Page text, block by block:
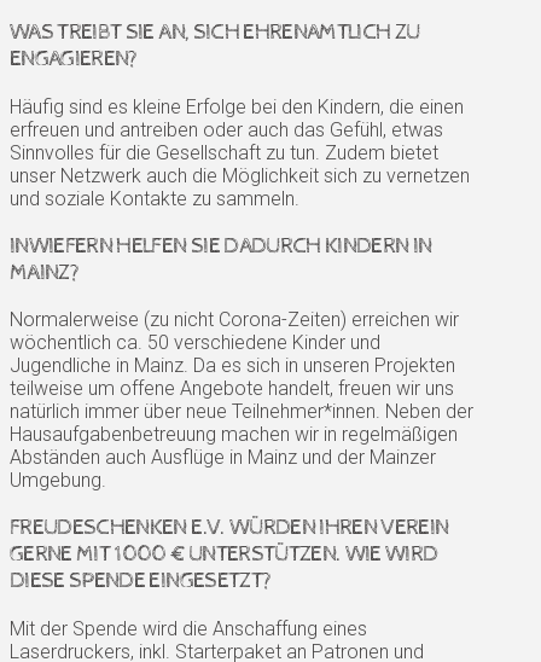
WAS TREIBT SIE AN, SICH EHRENAMTLICH ZU
ENGAGIEREN?
Häufig sind es kleine Erfolge bei den Kindern, die einen
erfreuen und antreiben oder auch das Gefühl, etwas
Sinnvolles für die Gesellschaft zu tun. Zudem bietet
unser Netzwerk auch die Möglichkeit sich zu vernetzen
und soziale Kontakte zu sammeln.
INWIEFERN HELFEN SIE DADURCH KINDERN IN
MAINZ?
Normalerweise (zu nicht Corona-Zeiten) erreichen wir
wöchentlich ca. 50 verschiedene Kinder und
Jugendliche in Mainz. Da es sich in unseren Projekten
teilweise um offene Angebote handelt, freuen wir uns
natürlich immer über neue Teilnehmer*innen. Neben der
Hausaufgabenbetreuung machen wir in regelmäßigen
Abständen auch Ausflüge in Mainz und der Mainzer
Umgebung.
FREUDESCHENKEN E.V. WÜRDEN IHREN VEREIN
GERNE MIT 1000 € UNTERSTÜTZEN. WIE WIRD
DIESE SPENDE EINGESETZT?
Mit der Spende wird die Anschaffung eines
Laserdruckers, inkl. Starterpaket an Patronen und